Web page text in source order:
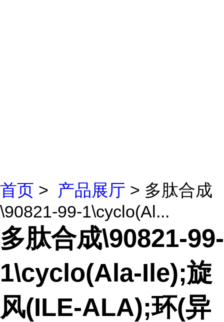
首页 > 产品展厅 > 多肽合成
\90821-99-1\cyclo(Al...
多肽合成\90821-99-
1\cyclo(Ala-Ile);旋
风(ILE-ALA);环(异